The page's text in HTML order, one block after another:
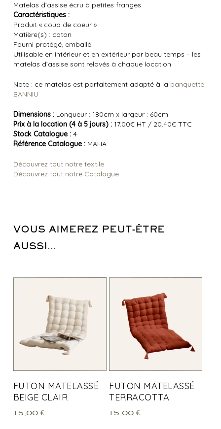
Matelas d’assise écru à petites franges
Caractéristiques :
Produit « coup de coeur »
Matière(s) : coton
Fourni protégé, emballé
Utilisable en intérieur et en extérieur par beau temps – les
matelas d’assise sont relavés à chaque location
Note : ce matelas est parfaitement adapté à la banquette
BANNIU
Dimensions :Longueur : 180cm x largeur : 60cm
Prix à la location (4 à 5 jours) :17.00€ HT / 20.40€ TTC
Stock Catalogue :4
Référence Catalogue :MAHA
Découvrez tout notre textile
Découvrez tout notre Catalogue
VOUS AIMEREZ PEUT-ÊTRE
AUSSI…
FUTON MATELASSÉ
BEIGE CLAIR
15,00 €
FUTON MATELASSÉ
TERRACOTTA
15,00€